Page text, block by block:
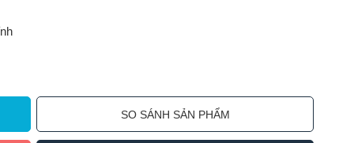
SO SÁNH SẢN PHẨM